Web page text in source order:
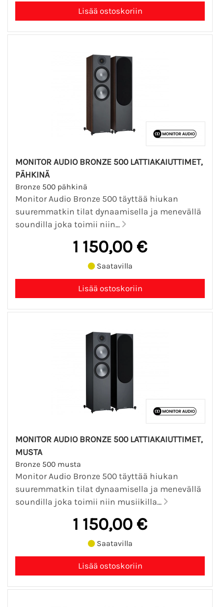
MONITOR AUDIO BRONZE 500 LATTIAKAIUTTIMET,
PÄHKINÄ
Bronze 500 pähkinä
Monitor Audio Bronze 500 täyttää hiukan
suuremmatkin tilat dynaamisella ja menevällä
soundilla joka toimii niin...
1 150,00 €
Saatavilla
MONITOR AUDIO BRONZE 500 LATTIAKAIUTTIMET,
MUSTA
Bronze 500 musta
Monitor Audio Bronze 500 täyttää hiukan
suuremmatkin tilat dynaamisella ja menevällä
soundilla joka toimii niin musiikilla...
1 150,00 €
Saatavilla